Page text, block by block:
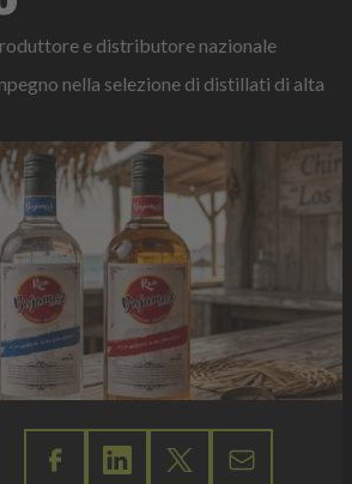
e distributore nazionale
nella selezione di distillati di alta